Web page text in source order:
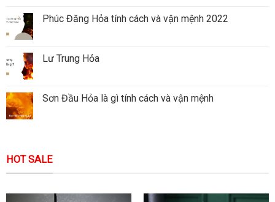
Phúc Đăng Hỏa tính cách và vận mệnh 2022
Lư Trung Hỏa
Sơn Đầu Hỏa là gì tính cách và vận mệnh
HOT SALE